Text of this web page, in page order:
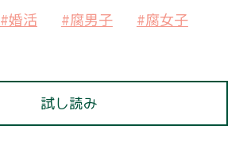
#婚活 #腐男子
#腐女子
試し読み